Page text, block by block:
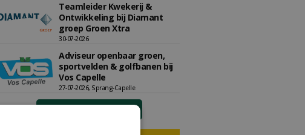
Teamleider Kwekerij &
Ontwikkeling bij Diamant
groep Groen Xtra
30-07-2026
Adviseur openbaar groen,
sportvelden & golfbanen bij
Vos Capelle
27-07-2026, Sprang-Capelle